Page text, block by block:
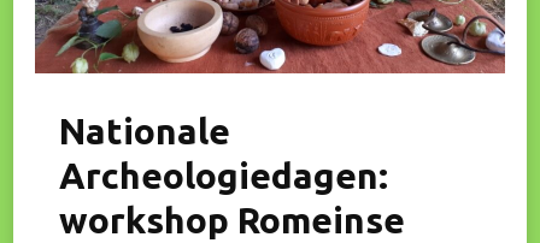
Nationale
Archeologiedagen:
workshop Romeinse